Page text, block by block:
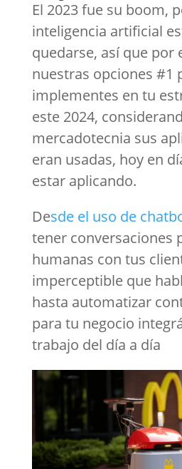
El 2023 fue su boom,
inteligencia artificial
quedarse, así que por
nuestras opciones #1
implementes en tu
este 2024,
mercadotecnia sus
eran usadas, hoy en
estar aplicando.
Desde el uso de
tener conversaciones
humanas con tus
imperceptible que
hasta automatizar
para tu negocio
trabajo del día a día